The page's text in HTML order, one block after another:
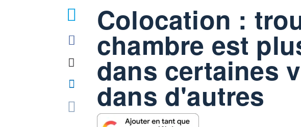
Colocation :
chambre est
dans certaines
dans d'autres